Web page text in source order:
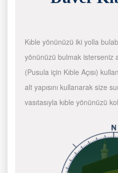
Kıble yönünüzü iki yolla
yönünüzü bulmak isterseniz
(Pusula için Kıble Açısı)
alt yapısını kullanarak size
vasıtasıyla kıble yönünüzü